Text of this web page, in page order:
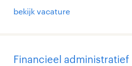
bekijk vacature
Financieel administratief